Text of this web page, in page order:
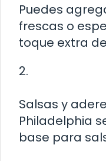
Puedes
frescas o
toque extra
2.
Salsas y
Philadelphia
base para